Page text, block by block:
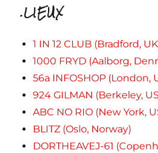
.LIEUX
1 IN 12 CLUB (Bradford,
1000 FRYD (Aalborg,
56a INFOSHOP (London,
924 GILMAN (Berkeley,
ABC NO RIO (New York,
BLITZ (Oslo, Norway)
DORTHEAVEJ-61